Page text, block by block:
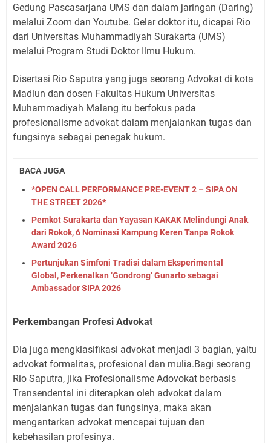
Gedung Pascasarjana UMS dan dalam jaringan (Daring)
melalui Zoom dan Youtube. Gelar doktor itu, dicapai Rio
dari Universitas Muhammadiyah Surakarta (UMS)
melalui Program Studi Doktor Ilmu Hukum.
Disertasi Rio Saputra yang juga seorang Advokat di kota
Madiun dan dosen Fakultas Hukum Universitas
Muhammadiyah Malang itu berfokus pada
profesionalisme advokat dalam menjalankan tugas dan
fungsinya sebagai penegak hukum.
BACA JUGA
*OPEN CALL PERFORMANCE PRE-EVENT 2 – SIPA ON
THE STREET 2026*
Pemkot Surakarta dan Yayasan KAKAK Melindungi Anak
dari Rokok, 6 Nominasi Kampung Keren Tanpa Rokok
Award 2026
Pertunjukan Simfoni Tradisi dalam Eksperimental
Global, Perkenalkan ‘Gondrong’ Gunarto sebagai
Ambassador SIPA 2026
Perkembangan Profesi Advokat
Dia juga mengklasifikasi advokat menjadi 3 bagian, yaitu
advokat formalitas, profesional dan mulia.Bagi seorang
Rio Saputra, jika Profesionalisme Adovokat berbasis
Transendental ini diterapkan oleh advokat dalam
menjalankan tugas dan fungsinya, maka akan
mengantarkan advokat mencapai tujuan dan
kebehasilan profesinya.